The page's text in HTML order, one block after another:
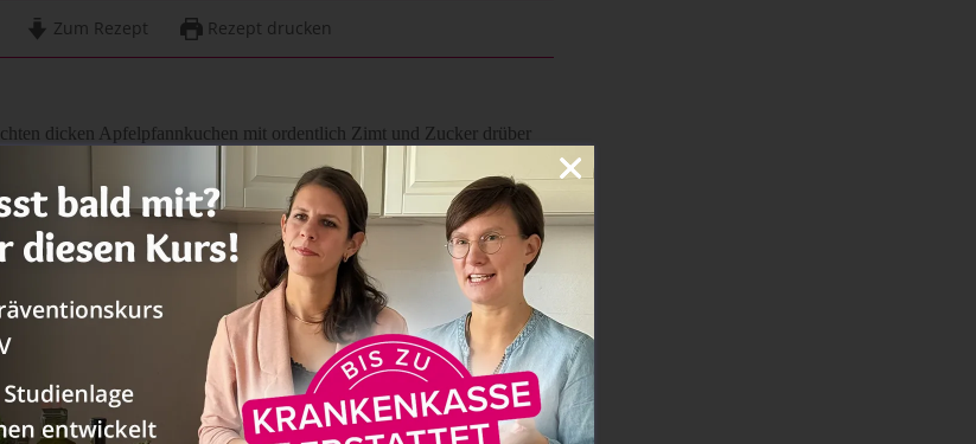
Zum Rezept Rezept drucken
dicken Apfelpfannkuchen mit ordentlich Zimt und Zucker drüber
die Speckpfannkuchen von meinem Opa. Die sind wiiiiirklich so
Pfannkuchen ohne Zucker mit jeder Menge Blaubeeren.
ohne Ei und Pfannkuchen ohne Milch, also die
vegane
für
, das ich euch sehr empfehlen kann.
zwischen Pancakes und